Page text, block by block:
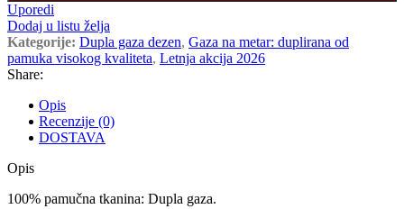
Uporedi
Dodaj u listu želja
Kategorije: Dupla gaza dezen, Gaza na metar: duplirana od
pamuka visokog kvaliteta, Letnja akcija 2026
Share:
Opis
Recenzije (0)
DOSTAVA
Opis
100% pamučna tkanina: Dupla gaza.